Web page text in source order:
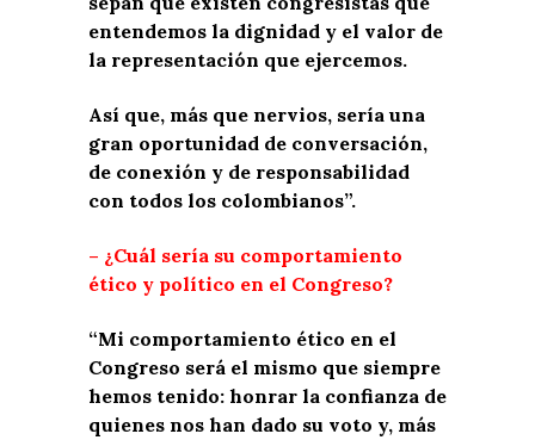
entendemos la dignidad y el valor de
la representación que ejercemos.
Así que, más que nervios, sería una
gran oportunidad de conversación,
de conexión y de responsabilidad
con todos los colombianos”.
– ¿Cuál sería su comportamiento
ético y político en el Congreso?
“Mi comportamiento ético en el
Congreso será el mismo que siempre
hemos tenido: honrar la confianza de
quienes nos han dado su voto y, más